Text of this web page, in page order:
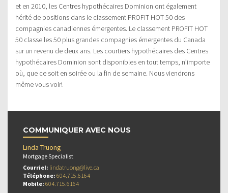
et en 2010, les Centres hypothécaires Dominion ont également
hérité de positions dans le classement PROFIT HOT 50 des
compagnies canadiennes émergentes. Le classement PROFIT HOT
50 classe les 50 plus grandes compagnies émergentes du Canada
sur un revenu de deux ans. Les courtiers hypothécaires des Centres
hypothécaires Dominion sont disponibles en tout temps, n’importe
où, que ce soit en soirée ou la fin de semaine. Nous viendrons
même vous voir!
COMMUNIQUER AVEC NOUS
Linda Truong
Mortgage Specialist
Courriel: lindatruong@live.ca
Téléphone: 604.715.6164
Mobile: 604.715.6164